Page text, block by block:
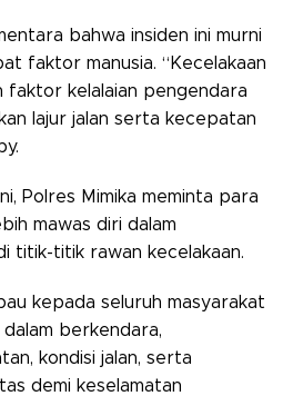
bahwa insiden ini murni
faktor manusia. “Kecelakaan
faktor kelalaian pengendara
lajur jalan serta kecepatan
Polres Mimika meminta para
mawas diri dalam
titik-titik rawan kecelakaan.
kepada seluruh masyarakat
berkendara,
kondisi jalan, serta
demi keselamatan